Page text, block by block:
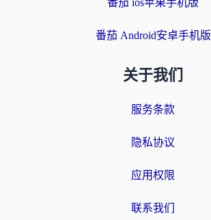
番茄 ios苹果手机版
番茄 Android安卓手机版
关于我们
服务条款
隐私协议
应用权限
联系我们